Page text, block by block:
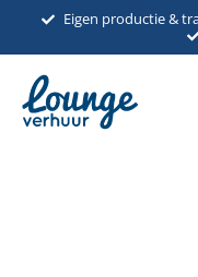
inhoud
Eigen productie &